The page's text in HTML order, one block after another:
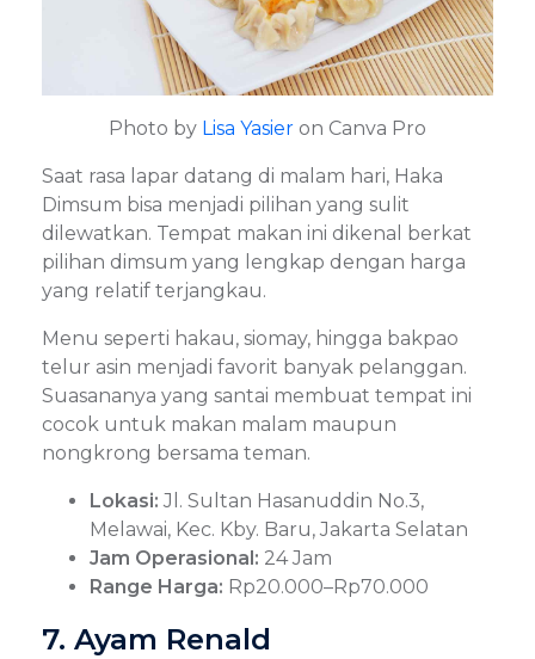
Photo by Lisa Yasier on Canva Pro
Saat rasa lapar datang di malam hari, Haka
Dimsum bisa menjadi pilihan yang sulit
dilewatkan. Tempat makan ini dikenal berkat
pilihan dimsum yang lengkap dengan harga
yang relatif terjangkau.
Menu seperti hakau, siomay, hingga bakpao
telur asin menjadi favorit banyak pelanggan.
Suasananya yang santai membuat tempat ini
cocok untuk makan malam maupun
nongkrong bersama teman.
Lokasi: Jl. Sultan Hasanuddin No.3,
Melawai, Kec. Kby. Baru, Jakarta Selatan
Jam Operasional: 24 Jam
Range Harga: Rp20.000–Rp70.000
7. Ayam Renald